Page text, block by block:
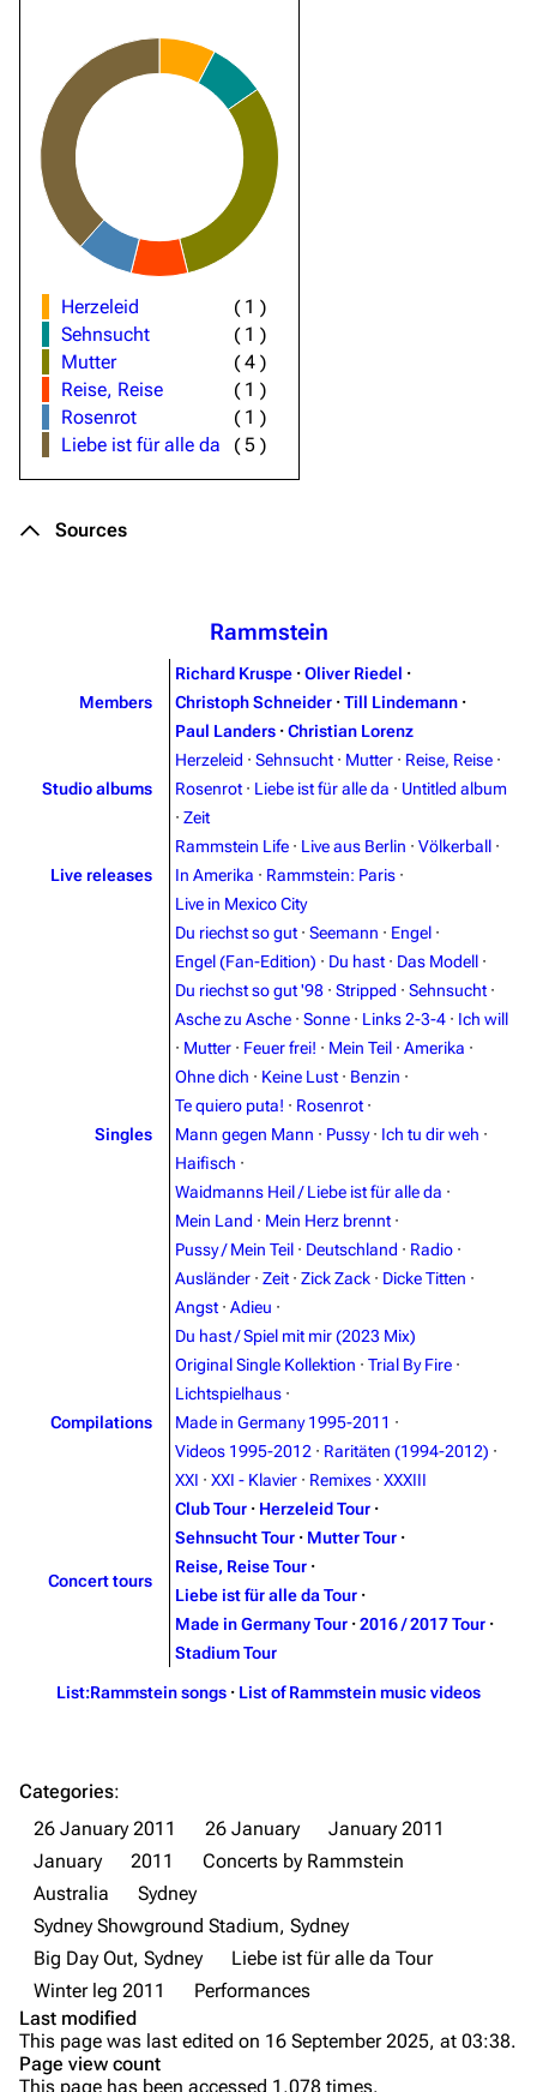
3.4K 12 290.4K
Navigation
Random page
Rammstein
Discography
Song list
Tour dates
Merchandise
Discography
Videography
Merchandise
Lindemann
Information
Discography
Videography
Song list
Discography
Videography
Song list
Tour dates
Merchandise
Discography
Song list
Members
Purge
Herzeleid ( 1 )
Sehnsucht
( 1 )
Mutter
(4 )
Reise, Reise
( 1 )
Rosenrot
( 1 )
Liebe ist für alle da
(5 )
Sources
Rammstein
Members
Richard Kruspe · Oliver Riedel ·
Christoph Schneider · Till Lindemann ·
Paul Landers · Christian Lorenz
Studio albums
Herzeleid · Sehnsucht · Mutter · Reise, Reise ·
Rosenrot · Liebe ist für alle da · Untitled album
· Zeit
Live releases
Rammstein Life · Live aus Berlin · Völkerball ·
In Amerika · Rammstein: Paris ·
Live in Mexico City
Singles
Du riechst so gut · Seemann · Engel ·
Engel (Fan-Edition) · Du hast · Das Modell ·
Du riechst so gut '98 · Stripped · Sehnsucht ·
Asche zu Asche · Sonne · Links 2-3-4 · Ich will
· Mutter · Feuer frei! · Mein Teil · Amerika ·
Ohne dich · Keine Lust · Benzin ·
Te quiero puta! · Rosenrot ·
Mann gegen Mann · Pussy · Ich tu dir weh ·
Haifisch ·
Waidmanns Heil / Liebe ist für alle da ·
Mein Land · Mein Herz brennt ·
Pussy / Mein Teil · Deutschland · Radio ·
Ausländer · Zeit · Zick Zack · Dicke Titten ·
Angst · Adieu ·
Du hast / Spiel mit mir (2023 Mix)
Compilations
Original Single Kollektion · Trial By Fire ·
Lichtspielhaus ·
Made in Germany 1995-2011 ·
Videos 1995-2012 · Raritäten (1994-2012) ·
XXI · XXI - Klavier · Remixes · XXXIII
Concert tours
Club Tour · Herzeleid Tour ·
Sehnsucht Tour · Mutter Tour ·
Reise, Reise Tour ·
Liebe ist für alle da Tour ·
Made in Germany Tour · 2016 / 2017 Tour ·
Stadium Tour
List:Rammstein songs · List of Rammstein music videos
Categories:
26 January 2011
26 January
January 2011
January
2011
Concerts by Rammstein
Australia
Sydney
Sydney Showground Stadium, Sydney
Big Day Out, Sydney
Liebe ist für alle da Tour
Winter leg 2011
Performances
Last modified
This page was last edited on 16 September 2025, at 03:38.
Page view count
This page has been accessed 1,078 times.